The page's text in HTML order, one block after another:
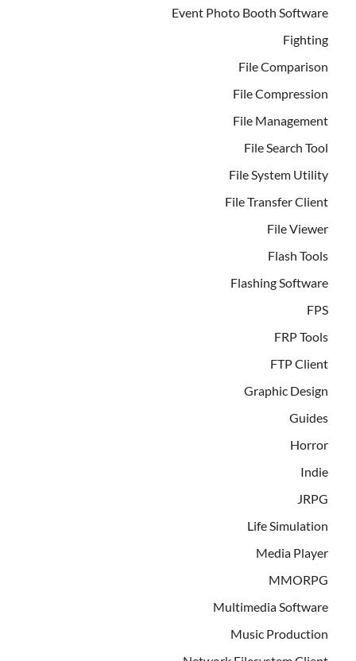
Event Photo Booth Software
Fighting
File Comparison
File Compression
File Management
File Search Tool
File System Utility
File Transfer Client
File Viewer
Flash Tools
Flashing Software
FPS
FRP Tools
FTP Client
Graphic Design
Guides
Horror
Indie
JRPG
Life Simulation
Media Player
MMORPG
Multimedia Software
Music Production